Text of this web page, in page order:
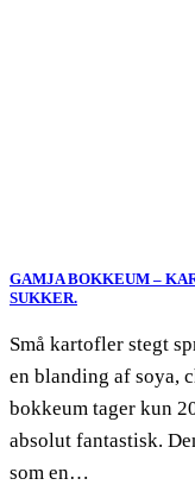
GAMJA BOKKEUM –
SUKKER.
Små kartofler stegt
en blanding af soya,
bokkeum tager kun
absolut fantastisk.
som en…